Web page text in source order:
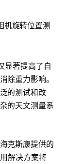
机旋转位置测
显著提高了自
除重力影响。
的测试和改
的天文测量系
克斯康提供的
解决方案将